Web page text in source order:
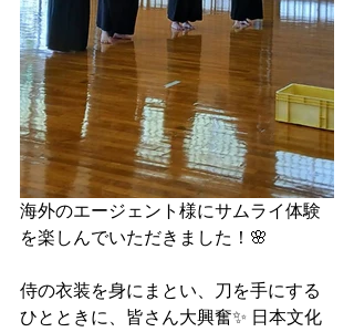
海外のエージェント様にサムライ体験
を楽しんでいただきました！🌸
侍の衣装を身にまとい、刀を手にする
ひとときに、皆さん大興奮✨ 日本文化